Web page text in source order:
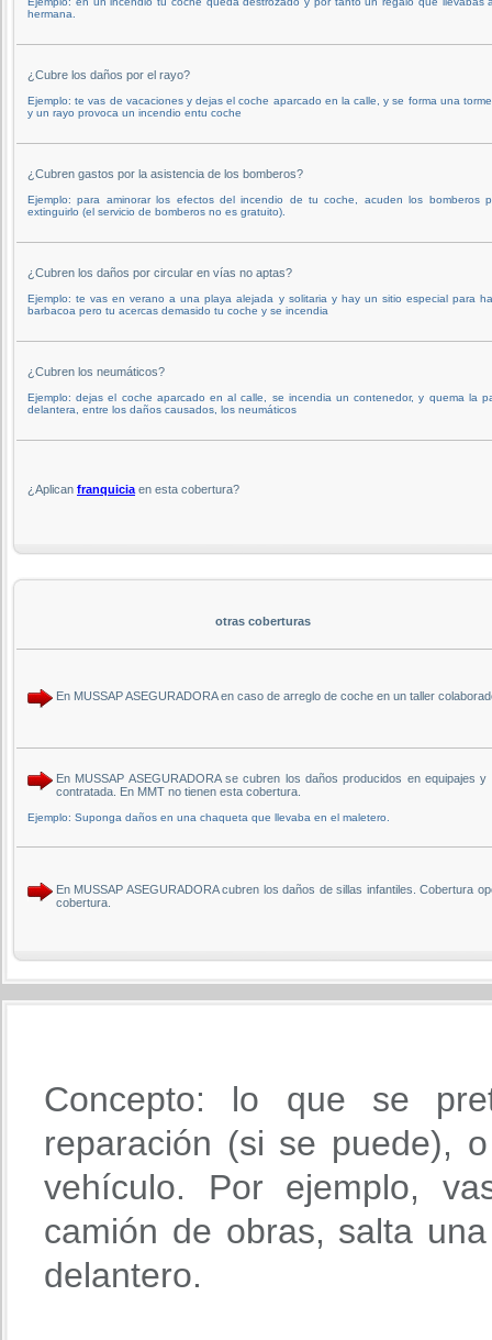
hermana.
¿Cubre los daños por el rayo?
Ejemplo: te vas de vacaciones y dejas el coche aparcado en la calle, y se forma una
y un rayo provoca un incendio entu coche
¿Cubren gastos por la asistencia de los bomberos?
Ejemplo: para aminorar los efectos del incendio de tu coche, acuden los bomberos
extinguirlo (el servicio de bomberos no es gratuito).
¿Cubren los daños por circular en vías no aptas?
Ejemplo: te vas en verano a una playa alejada y solitaria y hay un sitio especial para
barbacoa pero tu acercas demasido tu coche y se incendia
¿Cubren los neumáticos?
Ejemplo: dejas el coche aparcado en al calle, se incendia un contenedor, y quema la
delantera, entre los daños causados, los neumáticos
¿Aplican franquicia en esta cobertura?
otras coberturas
En MUSSAP ASEGURADORA en caso de arreglo de coche en un taller
En MUSSAP ASEGURADORA se cubren los daños producidos en equipajes
contratada. En MMT no tienen esta cobertura.
Ejemplo: Suponga daños en una chaqueta que llevaba en el maletero.
En MUSSAP ASEGURADORA cubren los daños de sillas infantiles. Cobertura
cobertura.
Concepto: lo que se
reparación (si se puede),
vehículo. Por ejemplo,
camión de obras, salta
delantero.